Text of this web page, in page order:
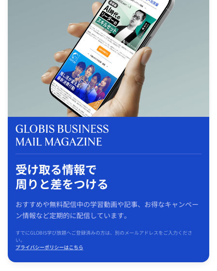
受け取る情報で
周りと差をつける
おすすめや無料配信中の学習動画や記事、お得なキャンペー
ン情報など定期的に配信しています。
すでにGLOBIS学び放題へご登録済みの方は、別のメールアドレスをご入力くださ
い。
プライバシーポリシーはこちら